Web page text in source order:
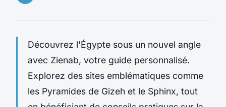
Découvrez l'Égypte sous un nouvel angle
avec Zienab, votre guide personnalisé.
Explorez des sites emblématiques comme
les Pyramides de Gizeh et le Sphinx, tout